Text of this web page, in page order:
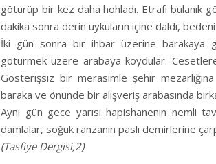
götürüp bir kez daha hohladı. Etrafı
dakika sonra derin uykuların içine daldı,
İki gün sonra bir ihbar üzerine barakaya
götürmek üzere arabaya koydular.
Gösterişsiz bir merasimle şehir
baraka ve önünde bir alışveriş arabasında
Aynı gün gece yarısı hapishanenin nemli
damlalar, soğuk ranzanın paslı demirlerine
(Tasfiye Dergisi,2)